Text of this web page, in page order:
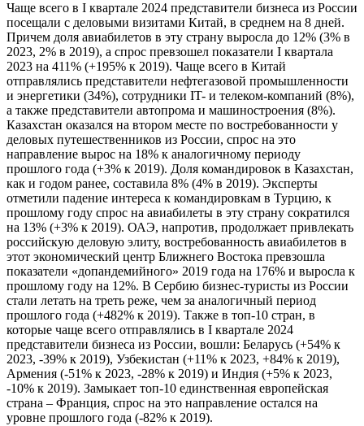
Чаще всего в I квартале 2024 представители бизнеса из России
посещали с деловыми визитами Китай, в среднем на 8 дней.
Причем доля авиабилетов в эту страну выросла до 12% (3% в
2023, 2% в 2019), а спрос превзошел показатели I квартала
2023 на 411% (+195% к 2019). Чаще всего в Китай
отправлялись представители нефтегазовой промышленности
и энергетики (34%), сотрудники IT- и телеком-компаний (8%),
а также представители автопрома и машиностроения (8%).
Казахстан оказался на втором месте по востребованности у
деловых путешественников из России, спрос на это
направление вырос на 18% к аналогичному периоду
прошлого года (+3% к 2019). Доля командировок в Казахстан,
как и годом ранее, составила 8% (4% в 2019). Эксперты
отметили падение интереса к командировкам в Турцию, к
прошлому году спрос на авиабилеты в эту страну сократился
на 13% (+3% к 2019). ОАЭ, напротив, продолжает привлекать
российскую деловую элиту, востребованность авиабилетов в
этот экономический центр Ближнего Востока превзошла
показатели «допандемийного» 2019 года на 176% и выросла к
прошлому году на 12%. В Сербию бизнес-туристы из России
стали летать на треть реже, чем за аналогичный период
прошлого года (+482% к 2019). Также в топ-10 стран, в
которые чаще всего отправлялись в I квартале 2024
представители бизнеса из России, вошли: Беларусь (+54% к
2023, -39% к 2019), Узбекистан (+11% к 2023, +84% к 2019),
Армения (-51% к 2023, -28% к 2019) и Индия (+5% к 2023,
-10% к 2019). Замыкает топ-10 единственная европейская
страна – Франция, спрос на это направление остался на
уровне прошлого года (-82% к 2019).